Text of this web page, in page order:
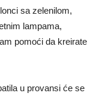
sa zelenilom,
lampama,
pomoći da kreirate
u provansi će se